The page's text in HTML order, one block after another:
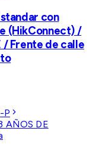
con
(HikConnect) /
/ Frente de calle
P